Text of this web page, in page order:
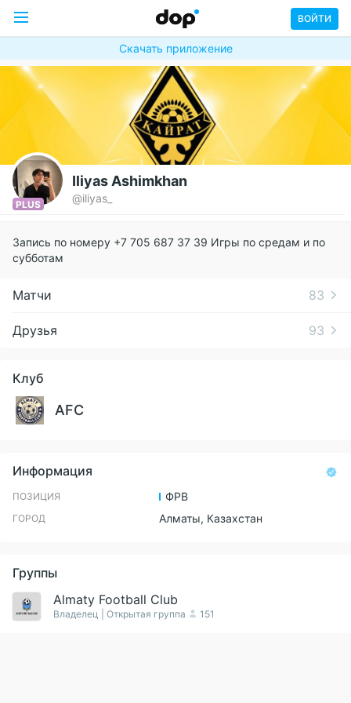
ВОЙТИ
Скачать приложение
PLUS
Iliyas Ashimkhan
@iliyas_
Запись по номеру +7 705 687 37 39 Игры по средам и по
субботам
Матчи 83
Друзья 93
Клуб
AFC
Информация
ПОЗИЦИЯ ФРВ
ГОРОД Алматы, Казахстан
Группы
Almaty Football Club
Владелец | Открытая группа 151